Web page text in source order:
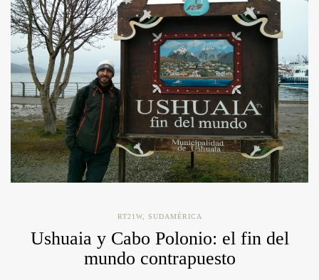
RT21W, SUDAMÉRICA
Ushuaia y Cabo Polonio: el fin del
mundo contrapuesto